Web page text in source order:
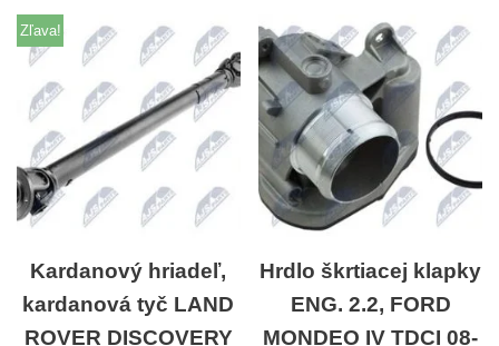
Zľava!
Kardanový hriadeľ,
kardanová tyč LAND
ROVER DISCOVERY
Hrdlo škrtiacej klapky
ENG. 2.2, FORD
MONDEO IV TDCI 08-